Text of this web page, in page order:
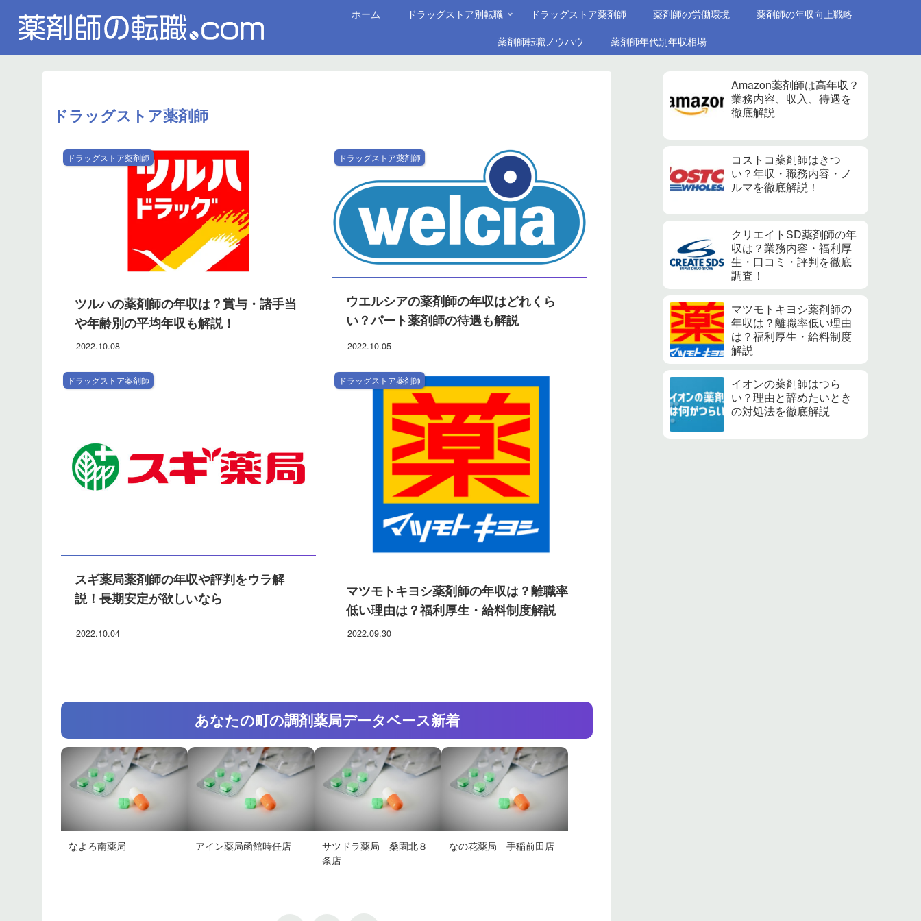
ホーム ドラッグストア別転職 ドラッグストア薬剤師 薬剤師の労働環境
薬剤師の年収向上戦略
薬剤師転職ノウハウ
薬剤師年代別年収相場
ドラッグストア薬剤師
ドラッグストア薬剤師
ツルハの薬剤師の年収は？賞与・諸手当
や年齢別の平均年収も解説！
2022.10.08
ドラッグストア薬剤師
ウエルシアの薬剤師の年収はどれくら
い？パート薬剤師の待遇も解説
2022.10.05
ドラッグストア薬剤師
スギ薬局薬剤師の年収や評判をウラ解
説！長期安定が欲しいなら
2022.10.04
ドラッグストア薬剤師
マツモトキヨシ薬剤師の年収は？離職率
低い理由は？福利厚生・給料制度解説
2022.09.30
あなたの町の調剤薬局データベース新着
なよろ南薬局 アイン薬局函館時任店
サツドラ薬局 桑園北８
条店
なの花薬局 手稲前田店
Amazon薬剤師は高年収？
業務内容、収入、待遇を
徹底解説
コストコ薬剤師はきつ
い？年収・職務内容・ノ
ルマを徹底解説！
クリエイトSD薬剤師の年
収は？業務内容・福利厚
生・口コミ・評判を徹底
調査！
マツモトキヨシ薬剤師の
年収は？離職率低い理由
は？福利厚生・給料制度
解説
イオンの薬剤師はつら
い？理由と辞めたいとき
の対処法を徹底解説